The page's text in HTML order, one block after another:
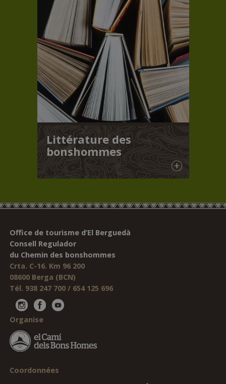
Littérature des
bonshommes
Office de tourisme d’El Berguedà
Consell Regulador
du Chemin des bonshommes
Crta. C-16. Km 96 200
08600 Berga (BCN)
Tél. 938 247 700 / 654 125 696
Organise
Coordonnées